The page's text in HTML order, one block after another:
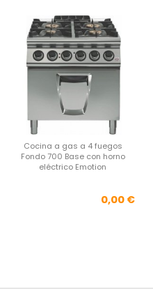
Cocina a gas a 4 fuegos
Fondo 700 Base con horno
eléctrico Emotion
Precio
0,00 €